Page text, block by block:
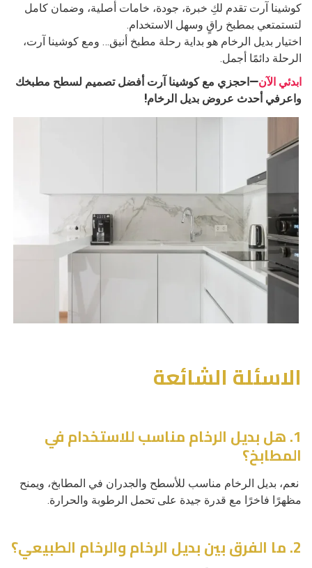
كوشينا آرت تقدم لكِ خبرة، جودة، خامات أصلية، وضمان كامل
لتستمتعي بمطبخ راقٍ وسهل الاستخدام.
اختيار بديل الرخام هو بداية رحلة مطبخ أنيق… ومع كوشينا آرت،
الرحلة دائمًا أجمل.
ابدئي الآن—احجزي مع كوشينا آرت أفضل تصميم لسطح مطبخك
واعرفي أحدث عروض بديل الرخام!
الاسئلة الشائعة
1. هل بديل الرخام مناسب للاستخدام في
المطابخ؟
نعم، بديل الرخام مناسب للأسطح والجدران في المطابخ، ويمنح
مظهرًا فاخرًا مع قدرة جيدة على تحمل الرطوبة والحرارة.
2. ما الفرق بين بديل الرخام والرخام الطبيعي؟